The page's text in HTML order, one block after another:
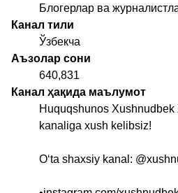
Блогерлар ва
Канал тили
Ўзбекча
Аъзолар сони
640,831
Канал ҳақида маълумот
Huquqshunos
kanaliga xush kelibsiz!
O‘ta shaxsiy kanal: